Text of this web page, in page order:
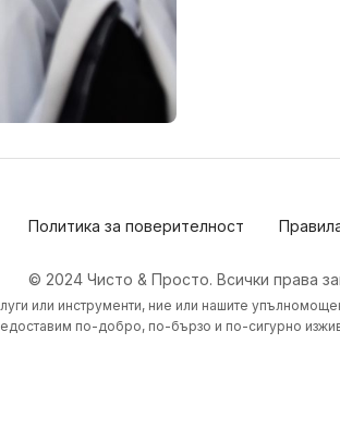
Политика за поверителност
© 2024 Чисто & Просто. Всички права
или инструменти, ние или нашите
по-добро, по-бързо и по-сигурно